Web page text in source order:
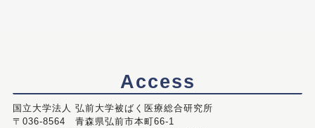
Access
国立大学法人 弘前大学被ばく医療総合研究所
〒036-8564 青森県弘前市本町66-1